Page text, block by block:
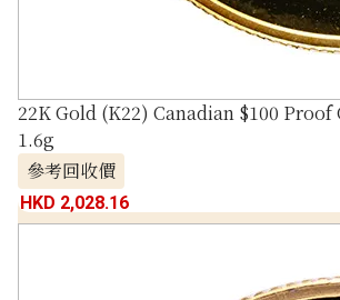
22K Gold (K22) Canadian $100 Proof
1.6g
參考回收價
HKD 2,028.16